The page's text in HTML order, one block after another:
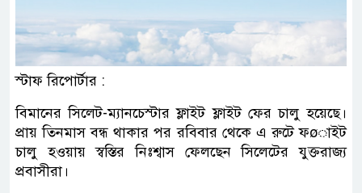
স্টাফ রিপোর্টার :
বিমানের সিলেট-ম্যানচেস্টার ফ্লাইট ফ্লাইট ফের চালু হয়েছে।
প্রায় তিনমাস বন্ধ থাকার পর রবিবার থেকে এ রুটে ফøাইট
চালু হওয়ায় স্বস্তির নিঃশ্বাস ফেলছেন সিলেটের যুক্তরাজ্য
প্রবাসীরা।